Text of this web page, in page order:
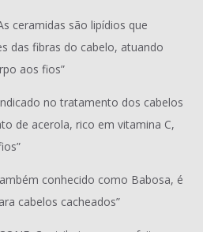
ceramidas são lipídios que
das fibras do cabelo, atuando
aos fios”
no tratamento dos cabelos
de acerola, rico em vitamina C,
conhecido como Babosa, é
cabelos cacheados”